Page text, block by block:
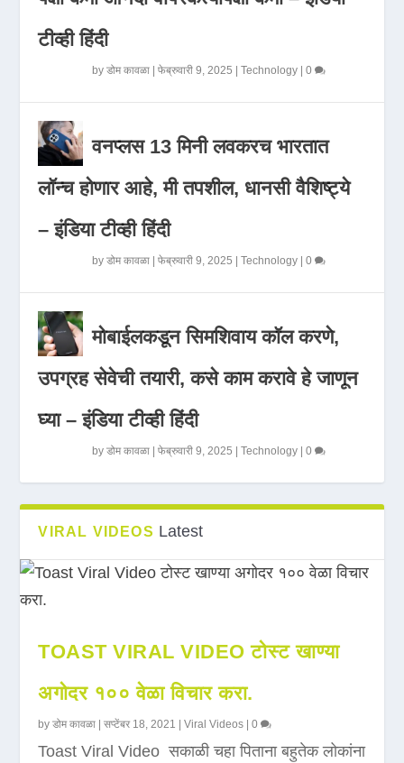
टीव्ही हिंदी
byडोम कावळा |फेब्रुवारी 9, 2025 |Technology |0
वनप्लस 13 मिनी लवकरच भारतात
लॉन्च होणार आहे, मी तपशील, धानसी वैशिष्ट्ये
– इंडिया टीव्ही हिंदी
byडोम कावळा |फेब्रुवारी 9, 2025 |Technology |0
मोबाईलकडून सिमशिवाय कॉल करणे,
उपग्रह सेवेची तयारी, कसे काम करावे हे जाणून
घ्या – इंडिया टीव्ही हिंदी
byडोम कावळा |फेब्रुवारी 9, 2025 |Technology |0
VIRAL VIDEOS Latest
TOAST VIRAL VIDEO टोस्ट खाण्या
अगोदर १०० वेळा विचार करा.
byडोम कावळा |सप्टेंबर 18, 2021 |Viral Videos |0
Toast Viral Video सकाळी चहा पिताना बहुतेक लोकांना